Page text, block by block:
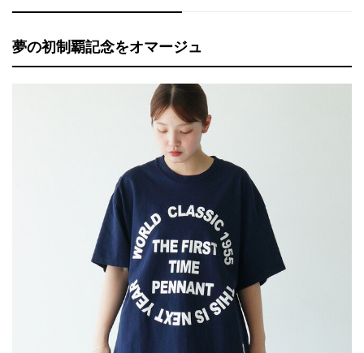
夢の初制覇記念をオマージュ